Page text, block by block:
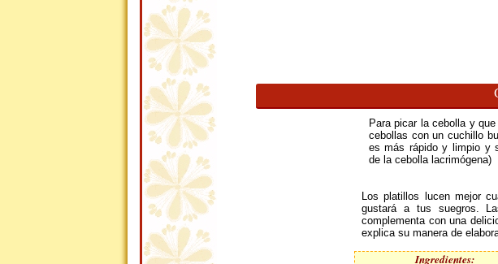
Para picar la cebolla y
cebollas con un cuchillo
es más rápido y limpio y
de la cebolla lacrimógena)
Los platillos lucen mejor
gustará a tus suegros.
complementa con una
explica su manera de
Ingredientes: